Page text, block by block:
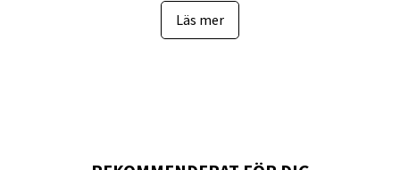
detaljer, breda betraktningsvinklar på
125 % sRGB 90 % DCI-P3
Läs mer